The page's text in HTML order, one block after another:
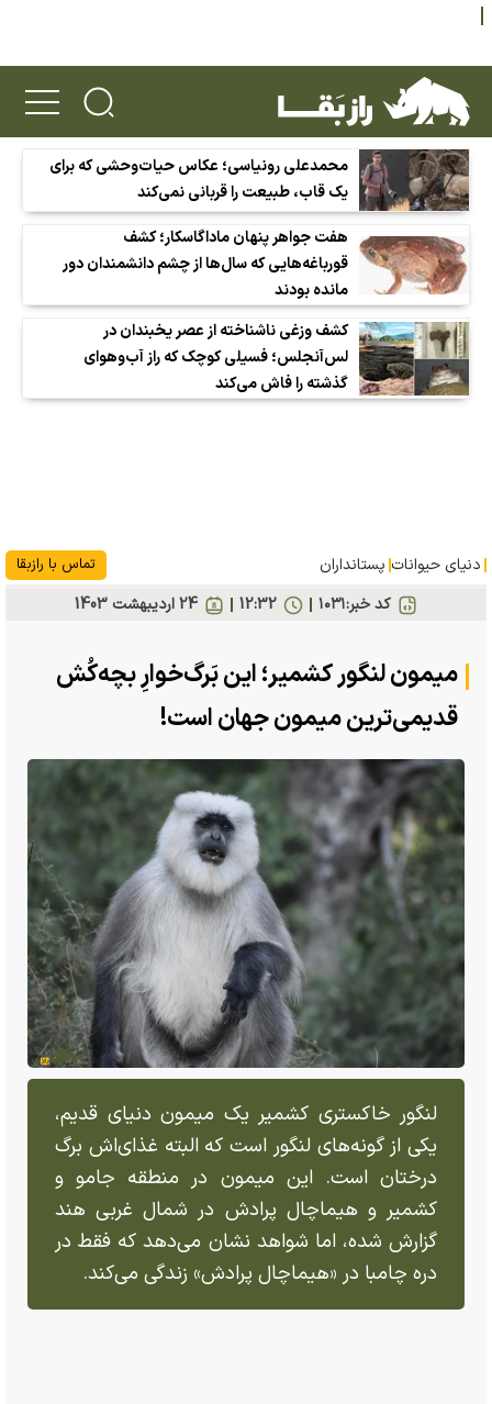
محمدعلی رونیاسی؛ عکاس حیات‌وحشی که برای
یک قاب، طبیعت را قربانی نمی‌کند
هفت جواهر پنهان ماداگاسکار؛ کشف
قورباغه‌هایی که سال‌ها از چشم دانشمندان دور
مانده بودند
کشف وزغی ناشناخته از عصر یخبندان در
لس‌آنجلس؛ فسیلی کوچک که راز آب‌وهوای
گذشته را فاش می‌کند
دنیای حیوانات پستانداران تماس با رازبقا
کد خبر:۱۰۳۱ 24 ارديبهشت 1403 12:32
میمون لنگور کشمیر؛ این بَرگ‌خوارِ بچه‌کُش
قدیمی‌ترین میمون جهان است!
لنگور خاکستری کشمیر یک میمون دنیای قدیم،
یکی از گونه‌های لنگور است که البته غذای‌اش برگ
درختان است. این میمون در منطقه جامو و
کشمیر و هیماچال پرادش در شمال غربی هند
گزارش شده، اما شواهد نشان می‌دهد که فقط در
دره چامبا در «هیماچال پرادش» زندگی می‌کند.